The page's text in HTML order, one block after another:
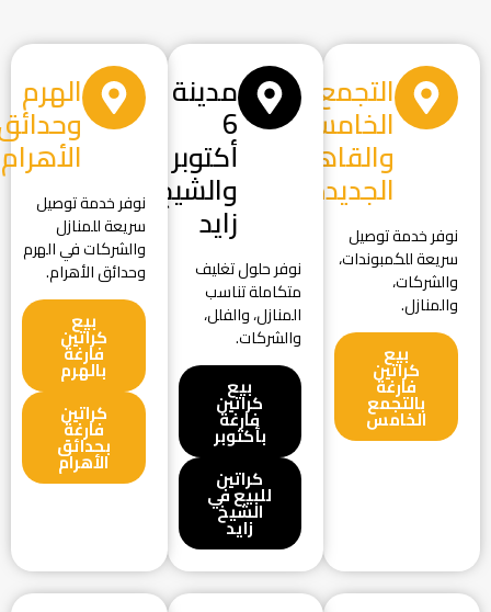
التجمع
الخامس
والقاهرة
الجديدة
نوفر خدمة توصيل
سريعة للكمبوندات،
والشركات،
والمنازل.
بيع
كراتين
فارغة
بالتجمع
الخامس
مدينة
6
أكتوبر
والشيخ
زايد
نوفر حلول تغليف
متكاملة تناسب
المنازل، والفلل،
والشركات.
بيع
كراتين
فارغة
بأكتوبر
كراتين
للبيع في
الشيخ
زايد
الهرم
الأهرام
نوفر خدمة توصيل
سريعة للمنازل
والشركات في الهرم
وحدائق الأهرام.
بيع
كراتين
فارغة
بالهرم
كراتين
فارغة
بحدائق
الأهرام